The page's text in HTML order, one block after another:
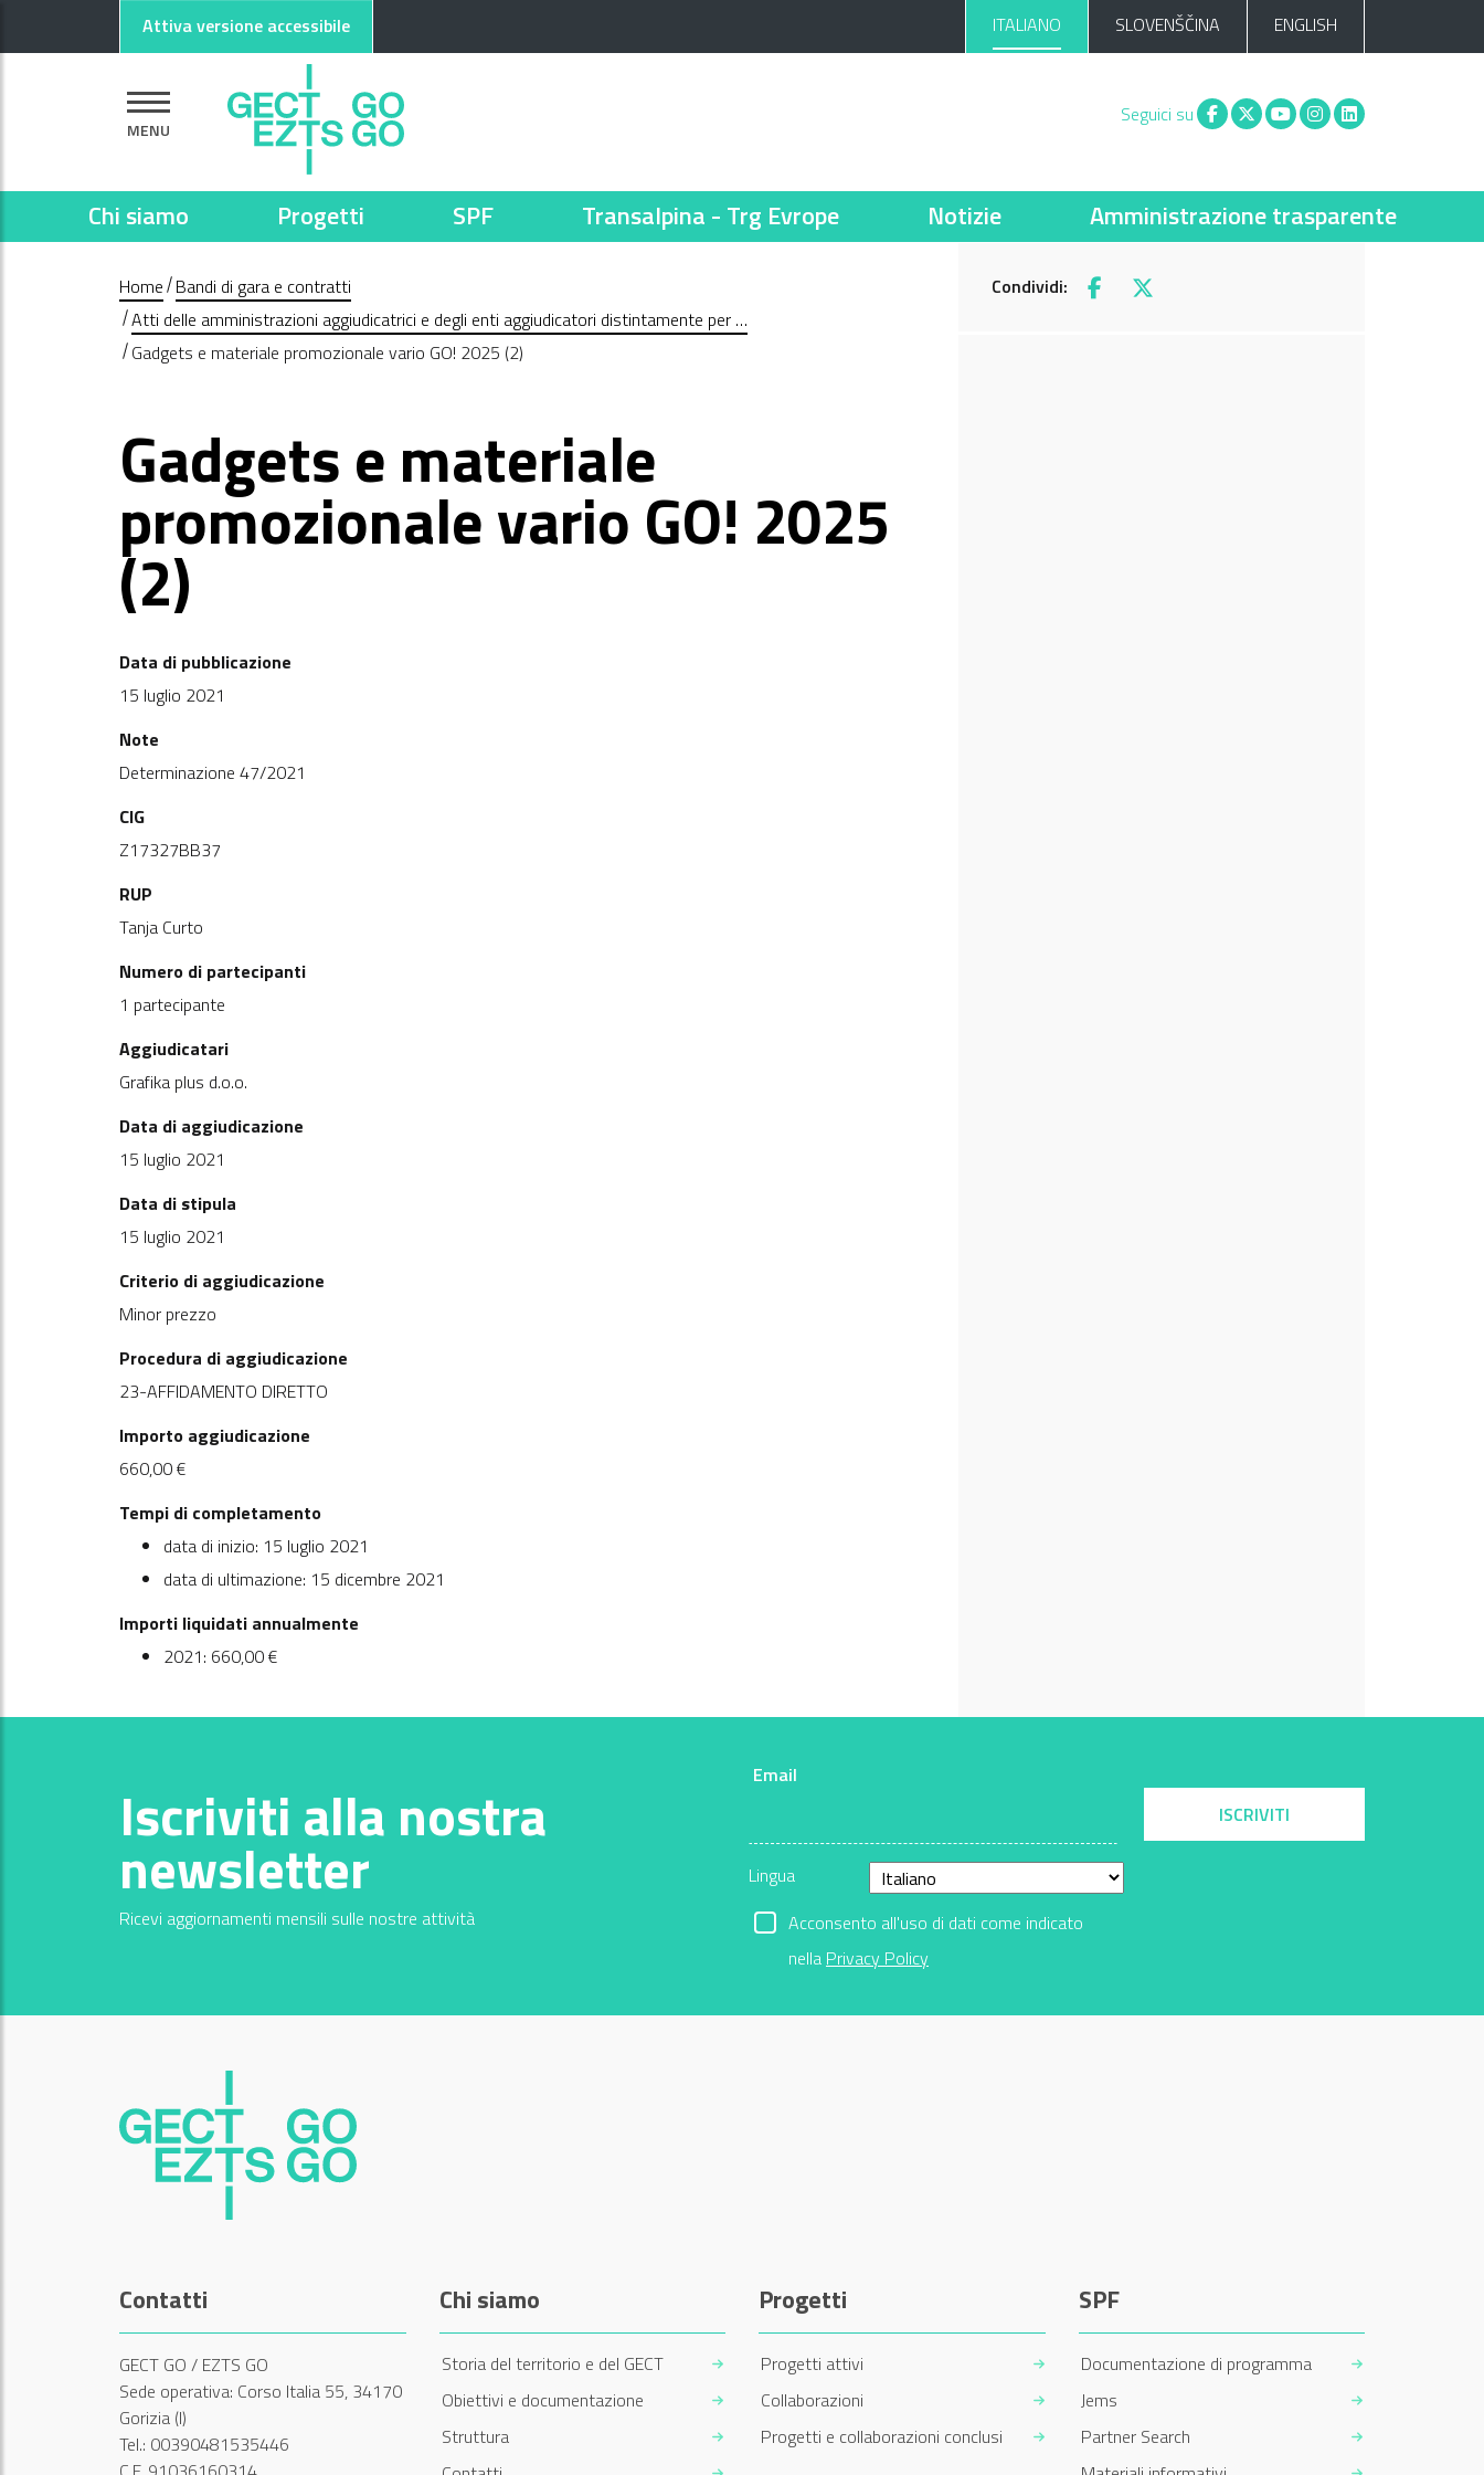
Attiva versione accessibile ITALIANO SLOVENŠČINA ENGLISH
MENU
Seguici su Facebook
X You tubeInstagram
Linkedin
Chi siamo Progetti SPF Transalpina - Trg Evrope Notizie Amministrazione trasparente
Home Bandi di gara e contratti
Atti delle amministrazioni aggiudicatrici e degli enti aggiudicatori distintamente per …
Gadgets e materiale promozionale vario GO! 2025 (2)
Condividi: Facebook
X
Gadgets e materiale
promozionale vario GO! 2025
(2)
Data di pubblicazione
15 luglio 2021
Note
Determinazione 47/2021
CIG
Z17327BB37
RUP
Tanja Curto
Numero di partecipanti
1 partecipante
Aggiudicatari
Grafika plus d.o.o.
Data di aggiudicazione
15 luglio 2021
Data di stipula
15 luglio 2021
Criterio di aggiudicazione
Minor prezzo
Procedura di aggiudicazione
23-AFFIDAMENTO DIRETTO
Importo aggiudicazione
660,00 €
Tempi di completamento
data di inizio: 15 luglio 2021
data di ultimazione: 15 dicembre 2021
Importi liquidati annualmente
2021: 660,00 €
Iscriviti alla nostra
newsletter
Ricevi aggiornamenti mensili sulle nostre attività
Email
Lingua
Acconsento all'uso di dati come indicato
nella Privacy Policy
ISCRIVITI
Contatti
GECT GO / EZTS GO
Sede operativa: Corso Italia 55, 34170
Gorizia (I)
Tel.: 00390481535446
Chi siamo
Storia del territorio e del GECT
Obiettivi e documentazione
Struttura
Progetti
Progetti attivi
Collaborazioni
Progetti e collaborazioni conclusi
SPF
Documentazione di programma
Jems
Partner Search